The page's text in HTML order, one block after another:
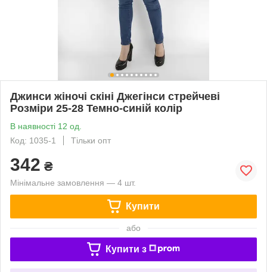
Джинси жіночі скіні Джегінси стрейчеві
Розміри 25-28 Темно-синій колір
В наявності 12 од.
Код: 1035-1
Тільки опт
342 ₴
Мінімальне замовлення — 4 шт.
Купити
або
Купити з